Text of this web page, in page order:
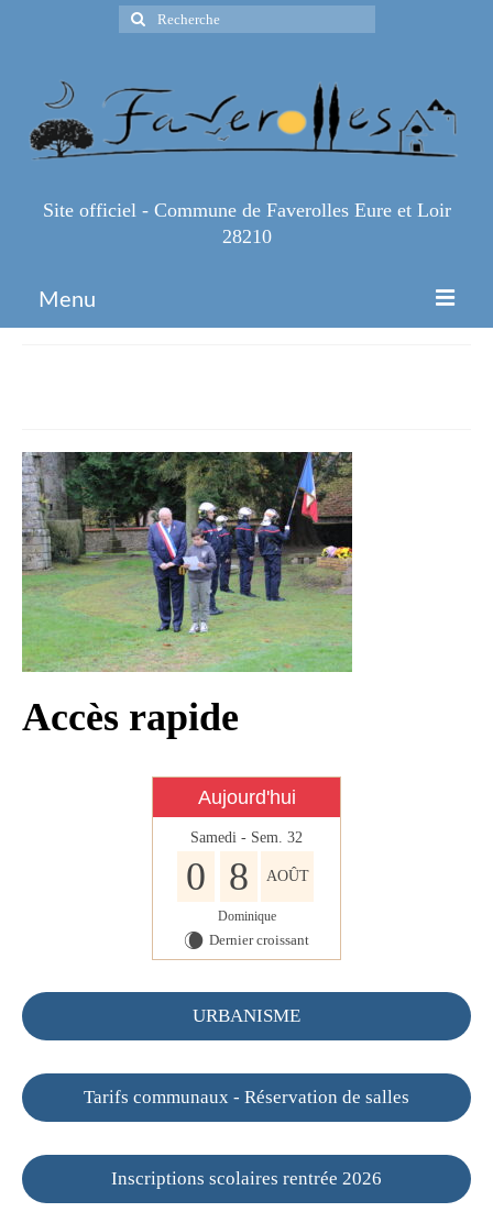
Rechercher
:
Site officiel - Commune de Faverolles Eure et Loir
28210
Menu
Infos Pratiques
Infos règlementaires
Contact et horaires
Mon village
Mes démarches
Faverolles Infos – Format
Séjourner à Faverolles
Nos Partenaires
Accès rapide
Aujourd'hui
Samedi - Sem. 32
0 8 AOÛT
Dominique
W Dernier croissant
URBANISME
Tarifs communaux - Réservation de salles
Inscriptions scolaires rentrée 2026